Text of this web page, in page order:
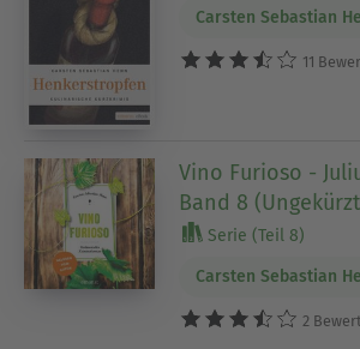
Carsten Sebastian
11
Vino Furioso -
Band 8
Serie (Teil 8)
Carsten Sebastian
2